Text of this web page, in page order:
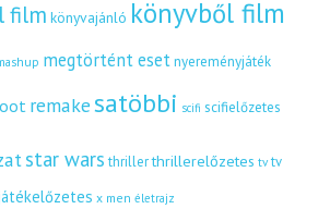
film könyvajánló könyvből film
megtörtént eset nyereményjáték
remakesatöbbi scifi scifielőzetes
star wars thriller thrillerelőzetes tv tv
x men életrajz